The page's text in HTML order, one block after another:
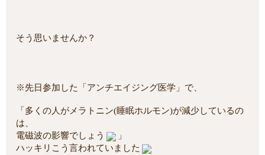
そう思いませんか？
※先日参加した「アンチエイジング医学」で、
「多くの人がメラトニン(睡眠ホルモン)が減少しているの
は、
電磁波の影響でしょう
」
ハッキリこう言われていました